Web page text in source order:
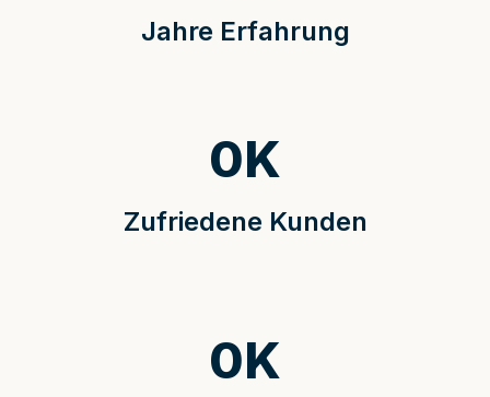
Jahre Erfahrung
Zufriedene Kunden
0K
0K